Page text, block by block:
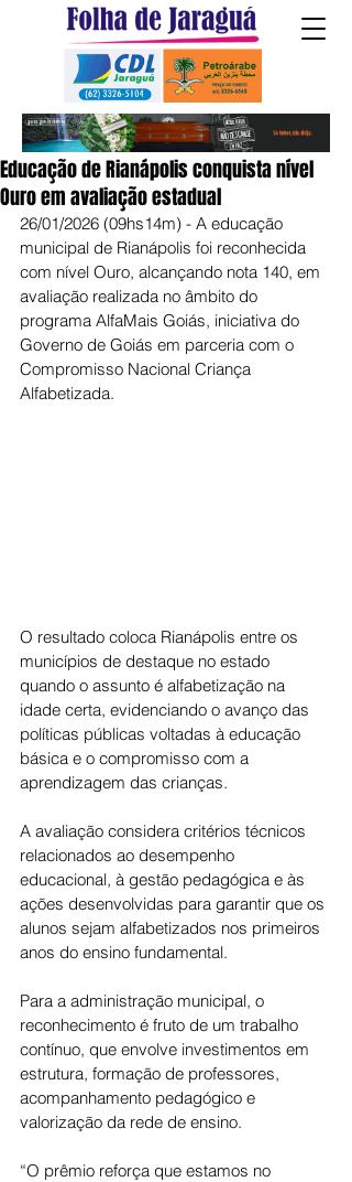
Educação de Rianápolis conquista nível
Ouro em avaliação estadual
26/01/2026 (09hs14m) - A educação
municipal de Rianápolis foi reconhecida
com nível Ouro, alcançando nota 140, em
avaliação realizada no âmbito do
programa AlfaMais Goiás, iniciativa do
Governo de Goiás em parceria com o
Compromisso Nacional Criança
Alfabetizada.
O resultado coloca Rianápolis entre os
municípios de destaque no estado
quando o assunto é alfabetização na
idade certa, evidenciando o avanço das
políticas públicas voltadas à educação
básica e o compromisso com a
aprendizagem das crianças.
A avaliação considera critérios técnicos
relacionados ao desempenho
educacional, à gestão pedagógica e às
ações desenvolvidas para garantir que os
alunos sejam alfabetizados nos primeiros
anos do ensino fundamental.
Para a administração municipal, o
reconhecimento é fruto de um trabalho
contínuo, que envolve investimentos em
estrutura, formação de professores,
acompanhamento pedagógico e
valorização da rede de ensino.
“O prêmio reforça que estamos no